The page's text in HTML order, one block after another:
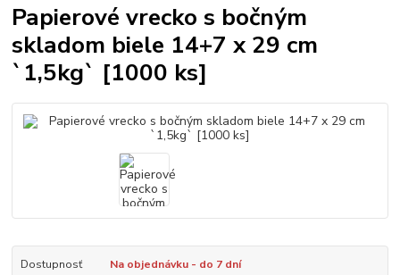
Papierové vrecko s bočným
skladom biele 14+7 x 29 cm
`1,5kg` [1000 ks]
Dostupnosť Na objednávku - do 7 dní